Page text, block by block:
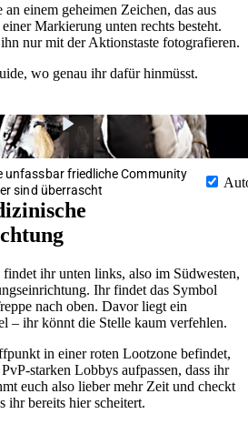
einem geheimen Zeichen, das aus
Markierung unten rechts besteht.
nur mit der Aktionstaste fotografieren.
wo genau ihr dafür hinmüsst.
unfassbar friedliche Community
sind überrascht
ihr unten links, also im Südwesten,
Ihr findet das Symbol
nach oben. Davor liegt ein
– ihr könnt die Stelle kaum verfehlen.
in einer roten Lootzone befindet,
starken Lobbys aufpassen, dass ihr
euch also lieber mehr Zeit und checkt
ihr bereits hier scheitert.